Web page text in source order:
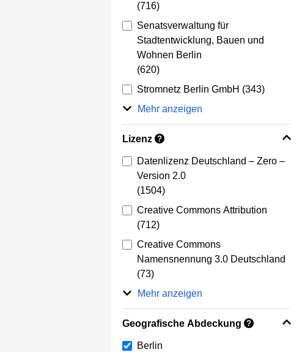
(716)
Senatsverwaltung für
Stadtentwicklung, Bauen und
Wohnen Berlin
(620)
Stromnetz Berlin GmbH (343)
Mehr anzeigen
Lizenz ?
Datenlizenz Deutschland – Zero –
Version 2.0
(1504)
Creative Commons Attribution
(712)
Creative Commons
Namensnennung 3.0 Deutschland
(73)
Mehr anzeigen
Geografische Abdeckung ?
Berlin